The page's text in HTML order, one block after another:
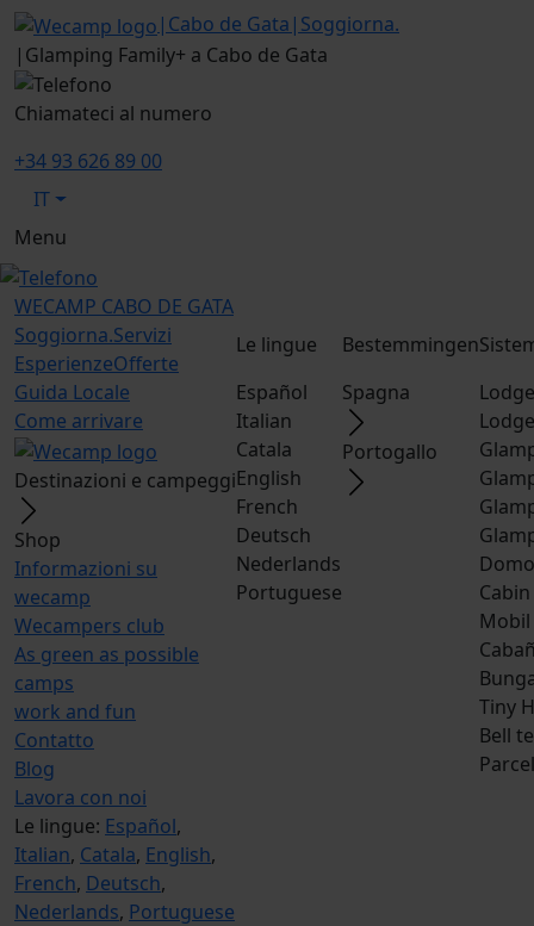
| Cabo de Gata | Soggiorna.
| Glamping Family+ a Cabo de Gata
Chiamateci al numero
+34 93 626 89 00
IT
Menu
WECAMP CABO DE GATA
Soggiorna.Servizi
EsperienzeOfferte
Guida Locale
Come arrivare
Destinazioni e campeggi
Shop
Informazioni su
wecamp
Wecampers club
As green as possible
camps
work and fun
Contatto
Blog
Lavora con noi
Le lingue: Español,
Italian, Catala, English,
French, Deutsch,
Nederlands, Portuguese
Le lingue
Español
Italian
Catala
English
French
Deutsch
Nederlands
Portuguese
Bestemmingen
Spagna
Portogallo
Domo
Mobil
Tiny
Bell